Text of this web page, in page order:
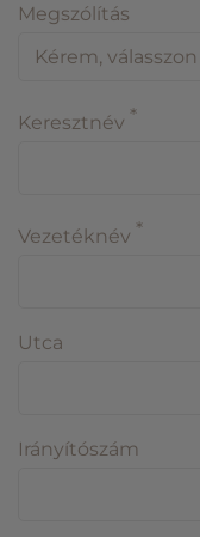
Megszólítás
Keresztnév *
Vezetéknév *
Utca
Irányítószám